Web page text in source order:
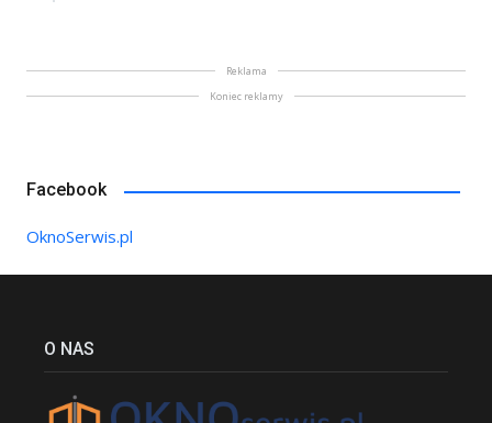
Reklama
Koniec reklamy
Facebook
OknoSerwis.pl
O NAS